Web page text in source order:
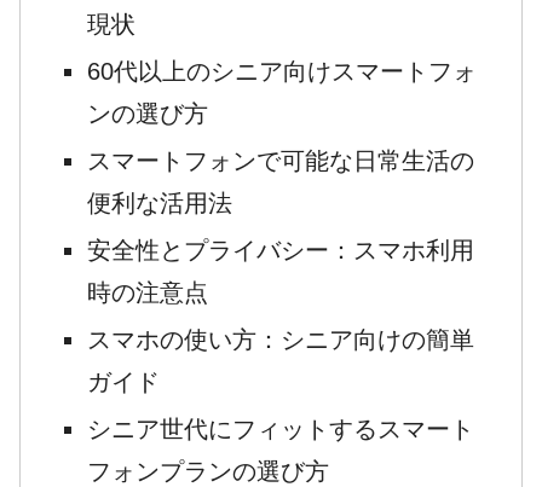
現状
60代以上のシニア向けスマートフォ
ンの選び方
スマートフォンで可能な日常生活の
便利な活用法
安全性とプライバシー：スマホ利用
時の注意点
スマホの使い方：シニア向けの簡単
ガイド
シニア世代にフィットするスマート
フォンプランの選び方